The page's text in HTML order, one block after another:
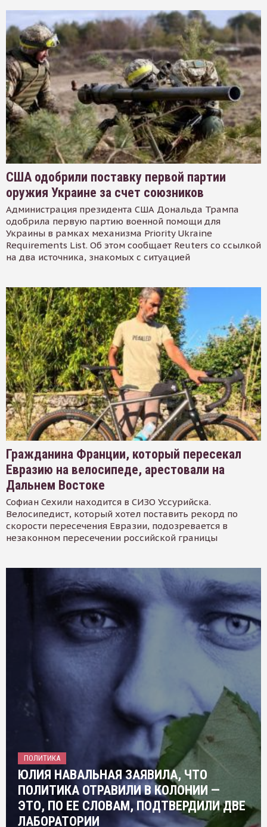
США одобрили поставку первой партии
оружия Украине за счет союзников
Администрация президента США Дональда Трампа
одобрила первую партию военной помощи для
Украины в рамках механизма Priority Ukraine
Requirements List. Об этом сообщает Reuters со ссылкой
на два источника, знакомых с ситуацией
Гражданина Франции, который пересекал
Евразию на велосипеде, арестовали на
Дальнем Востоке
Софиан Сехили находится в СИЗО Уссурийска.
Велосипедист, который хотел поставить рекорд по
скорости пересечения Евразии, подозревается в
незаконном пересечении российской границы
ПОЛИТИКА
ЮЛИЯ НАВАЛЬНАЯ ЗАЯВИЛА, ЧТО
ПОЛИТИКА ОТРАВИЛИ В КОЛОНИИ —
ЭТО, ПО ЕЕ СЛОВАМ, ПОДТВЕРДИЛИ ДВЕ
ЛАБОРАТОРИИ